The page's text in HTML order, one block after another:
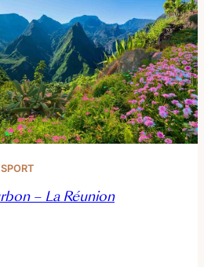
SPORT
– La Réunion